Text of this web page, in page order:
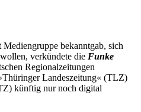
bekanntgab, sich
verkündete die Funke
Regionalzeitungen
Landeszeitung« (TLZ)
künftig nur noch digital